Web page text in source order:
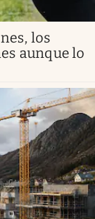
los
aunque lo